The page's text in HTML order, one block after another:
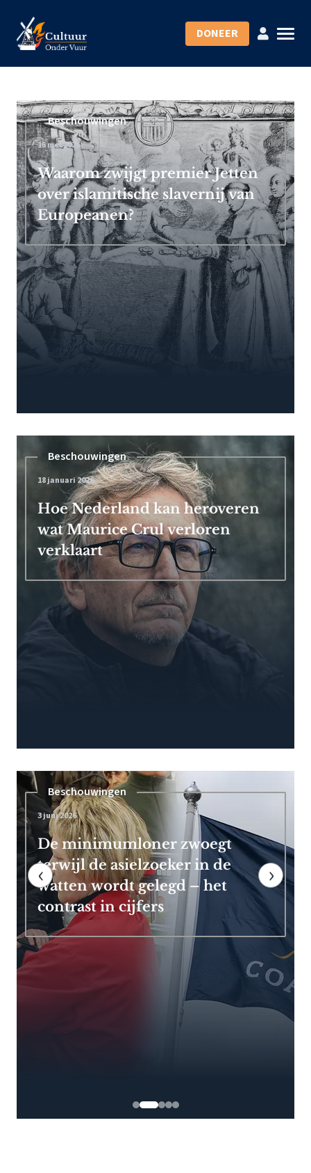
DONEER
Beschouwingen
15 mei 2026
Waarom zwijgt premier Jetten
over islamitische slavernij van
Europeanen?
Beschouwingen
18 januari 2026
Hoe Nederland kan heroveren
wat Maurice Crul verloren
verklaart
Pensioen
7 mei 2026
Frans Timmermans kan vroeg
met pensioen dankzij royale
EU-uitkering
‹ ›